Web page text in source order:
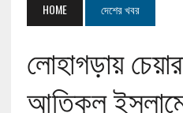
HOME দেশের খবর
লোহাগড়ায়
আতিকুল